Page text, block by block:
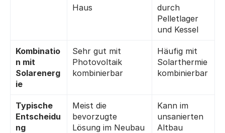
Haus
durch
Pelletlager
und Kessel
Kombinatio
n mit
Solarenerg
ie
Sehr gut mit
Photovoltaik
kombinierbar
Häufig mit
Solarthermie
kombinierbar
Typische
Entscheidu
ng
Meist die
bevorzugte
Lösung im Neubau
Kann im
unsanierten
Altbau